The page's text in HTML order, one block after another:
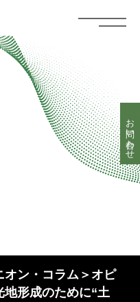
ン・コラム＞オピ
形成のために“土
お問い合わせ